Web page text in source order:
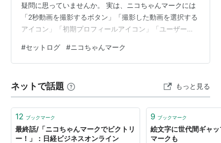
疑問に思っていませんか。 実は、ニコちゃんマークには
「2秒動画を撮影するボタン」「撮影した動画を選択する
アイコン」「初期プロフィールアイコン」「ユーザーを
ニコちゃんマークの色はプロフィールカラーに応じて変
わりますが、青や緑、オレンジなど色によって特別な意
は、セットログのニコちゃんマークの4つの役割や色が違
う理由、カラーを変更する方法まで、初心者にも分かり
やすく解説します。 セットログのニ…
#セットログ #ニコちゃんマーク
ネットで話題 もっと見る
12 ブックマーク
最終話/「ニコちゃんマークでビクトリ
ー！」：日経ビジネスオンライン
9 ブックマーク
絵文字に世代間ギャ
マークも